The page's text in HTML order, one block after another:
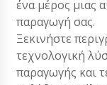
ένα μέρος μιας
παραγωγή σας.
Ξεκινήστε
τεχνολογική
παραγωγής και